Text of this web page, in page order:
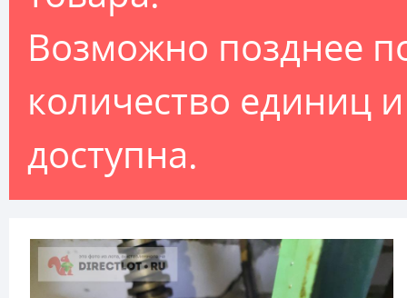
Возможно позднее
количество единиц
доступна.